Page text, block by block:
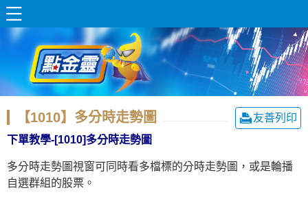
友善列印
【1010】多分時走勢圖
下單教學-[1010]多分時走勢圖
多分時走勢圖視窗可同時看多檔標的分時走勢圖，或是輪播
自選群組的股票。